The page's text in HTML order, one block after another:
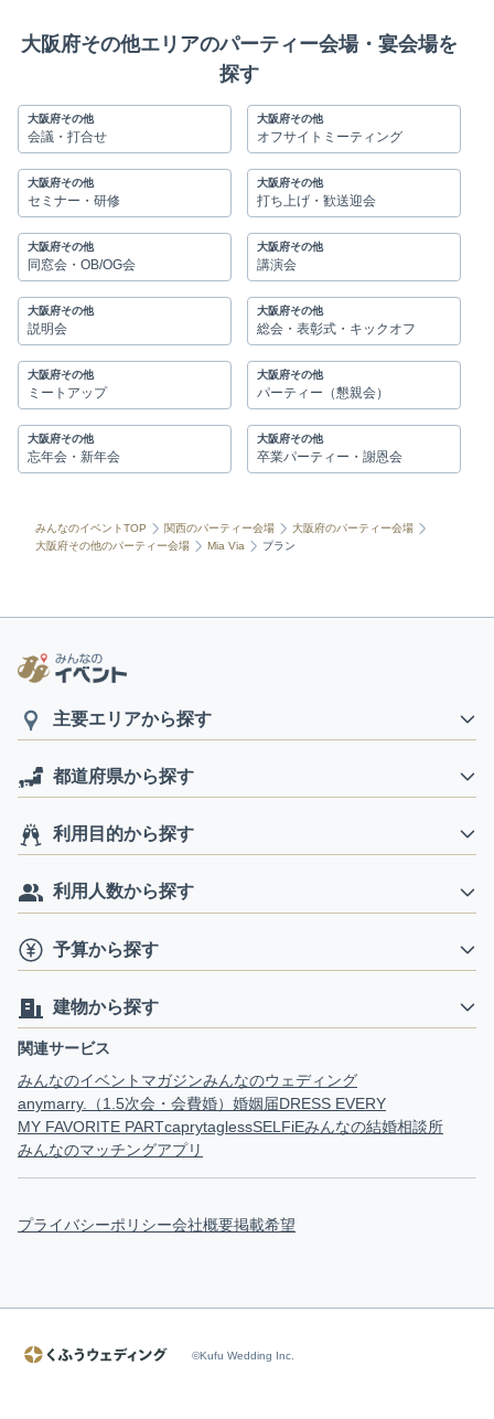
大阪府その他エリアのパーティー会場・宴会場を
探す
大阪府その他
会議・打合せ
大阪府その他
オフサイトミーティング
大阪府その他
セミナー・研修
大阪府その他
打ち上げ・歓送迎会
大阪府その他
同窓会・OB/OG会
大阪府その他
講演会
大阪府その他
説明会
大阪府その他
総会・表彰式・キックオフ
大阪府その他
ミートアップ
大阪府その他
パーティー（懇親会）
大阪府その他
忘年会・新年会
大阪府その他
卒業パーティー・謝恩会
みんなのイベントTOP 関西のパーティー会場
大阪府のパーティー会場
大阪府その他のパーティー会場
Mia Via プラン
主要エリアから探す
都道府県から探す
利用目的から探す
利用人数から探す
予算から探す
建物から探す
関連サービス
みんなのイベントマガジンみんなのウェディング
anymarry.（1.5次会・会費婚） 婚姻届DRESS EVERY
MY FAVORITE PARTcaprytaglessSELFiEみんなの結婚相談所
みんなのマッチングアプリ
プライバシーポリシー会社概要掲載希望
©Kufu Wedding Inc.